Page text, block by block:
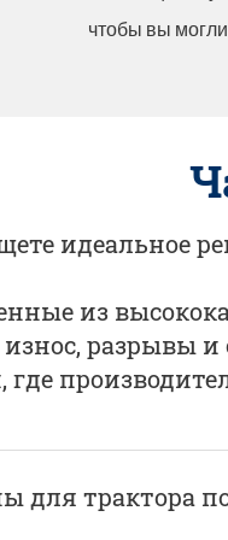
чтобы вы
идеальное
из
разрывы и
где
для трактора